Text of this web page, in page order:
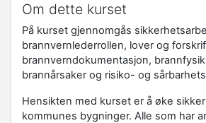
Om dette kurset
På kurset gjennomgås
brannvernlederrollen, lover og
brannverndokumentasjon,
brannårsaker og risiko- og
Hensikten med kurset er å øke
kommunes bygninger. Alle som har